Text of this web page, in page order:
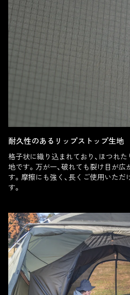
耐久性のあるリップストップ生地
格子状に織り込まれており、ほつれた
地です。万が一、破れても裂け目が
す。摩擦にも強く、長くご使用いた
す。